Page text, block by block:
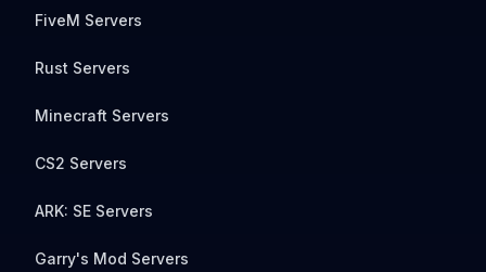
FiveM Servers
Rust Servers
Minecraft Servers
CS2 Servers
ARK: SE Servers
Garry's Mod Servers